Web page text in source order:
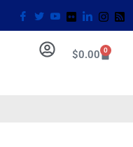
$0.00 0